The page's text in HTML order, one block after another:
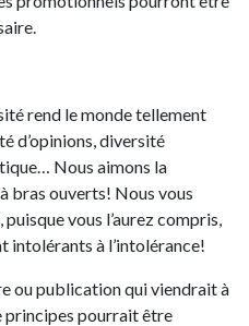
rend le monde tellement
d’opinions, diversité
Nous aimons la
bras ouverts! Nous vous
vous l’aurez compris,
intolérants à l’intolérance!
ou publication qui viendrait à
principes pourrait être